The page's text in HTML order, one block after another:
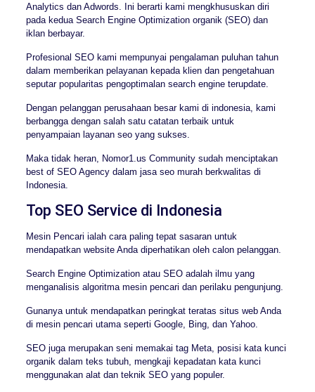
Analytics dan Adwords. Ini berarti kami mengkhususkan diri
pada kedua Search Engine Optimization organik (SEO) dan
iklan berbayar.
Profesional SEO kami mempunyai pengalaman puluhan tahun
dalam memberikan pelayanan kepada klien dan pengetahuan
seputar popularitas pengoptimalan search engine terupdate.
Dengan pelanggan perusahaan besar kami di indonesia, kami
berbangga dengan salah satu catatan terbaik untuk
penyampaian layanan seo yang sukses.
Maka tidak heran, Nomor1.us Community sudah menciptakan
best of SEO Agency dalam jasa seo murah berkwalitas di
Indonesia.
Top SEO Service di Indonesia
Mesin Pencari ialah cara paling tepat sasaran untuk
mendapatkan website Anda diperhatikan oleh calon pelanggan.
Search Engine Optimization atau SEO adalah ilmu yang
menganalisis algoritma mesin pencari dan perilaku pengunjung.
Gunanya untuk mendapatkan peringkat teratas situs web Anda
di mesin pencari utama seperti Google, Bing, dan Yahoo.
SEO juga merupakan seni memakai tag Meta, posisi kata kunci
organik dalam teks tubuh, mengkaji kepadatan kata kunci
menggunakan alat dan teknik SEO yang populer.